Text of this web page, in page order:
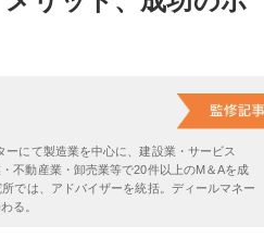
ーにて製造業を中心に、建設業・サービス
不動産業・卸売業等で20件以上のM＆Aを成
では、アドバイザーを統括。ディールマネー
る。